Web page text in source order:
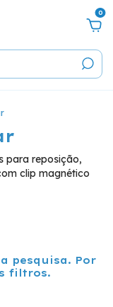
0
para reposição,
clip magnético
pesquisa. Por
filtros.